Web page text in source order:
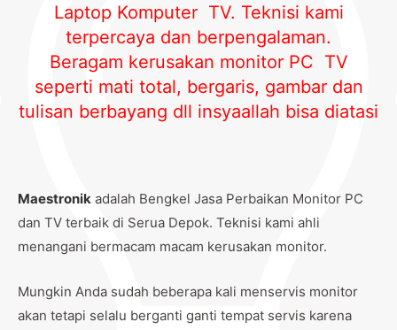
Laptop Komputer TV. Teknisi kami
terpercaya dan berpengalaman.
Beragam kerusakan monitor PC TV
seperti mati total, bergaris, gambar dan
tulisan berbayang dll insyaallah bisa diatasi
Maestronik adalah Bengkel Jasa Perbaikan Monitor PC
dan TV terbaik di Serua Depok. Teknisi kami ahli
menangani bermacam macam kerusakan monitor.
Mungkin Anda sudah beberapa kali menservis monitor
akan tetapi selalu berganti ganti tempat servis karena